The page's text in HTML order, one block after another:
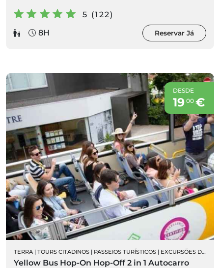
5 (122)
8H
Reservar Já
DESDE
19 00€
TERRA | TOURS CITADINOS | PASSEIOS TURÍSTICOS | EXCURSÕES DE AUTOCARRO
Yellow Bus Hop-On Hop-Off 2 in 1 Autocarro